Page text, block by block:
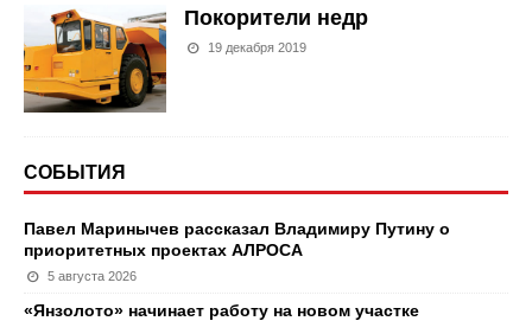
Покорители недр
19 декабря 2019
СОБЫТИЯ
Павел Маринычев рассказал Владимиру Путину о
приоритетных проектах АЛРОСА
5 августа 2026
«Янзолото» начинает работу на новом участке